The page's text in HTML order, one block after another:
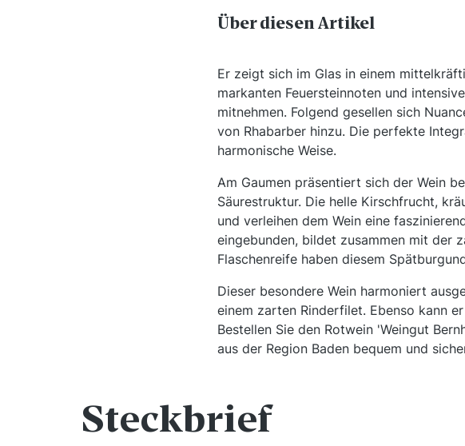
Über diesen Artikel
Er zeigt sich im Glas in einem
markanten Feuersteinnoten und
mitnehmen. Folgend gesellen sich
von Rhabarber hinzu. Die perfekte
harmonische Weise.
Am Gaumen präsentiert sich der Wein
Säurestruktur. Die helle Kirschfrucht,
und verleihen dem Wein eine
eingebunden, bildet zusammen mit der
Flaschenreife haben diesem
Dieser besondere Wein harmoniert
einem zarten Rinderfilet. Ebenso kann
Bestellen Sie den Rotwein 'Weingut
aus der Region Baden bequem und
Steckbrief